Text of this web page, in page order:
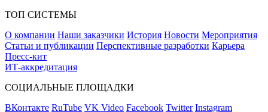
ТОП СИСТЕМЫ
О компании Наши заказчики История Новости Мероприятия
Статьи и публикации Перспективные разработки Карьера
Пресс-кит
ИТ-аккредитация
СОЦИАЛЬНЫЕ ПЛОЩАДКИ
ВКонтакте RuTube VK Video Facebook Twitter Instagram